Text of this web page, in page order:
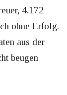
4.172
ohne Erfolg.
aus der
beugen